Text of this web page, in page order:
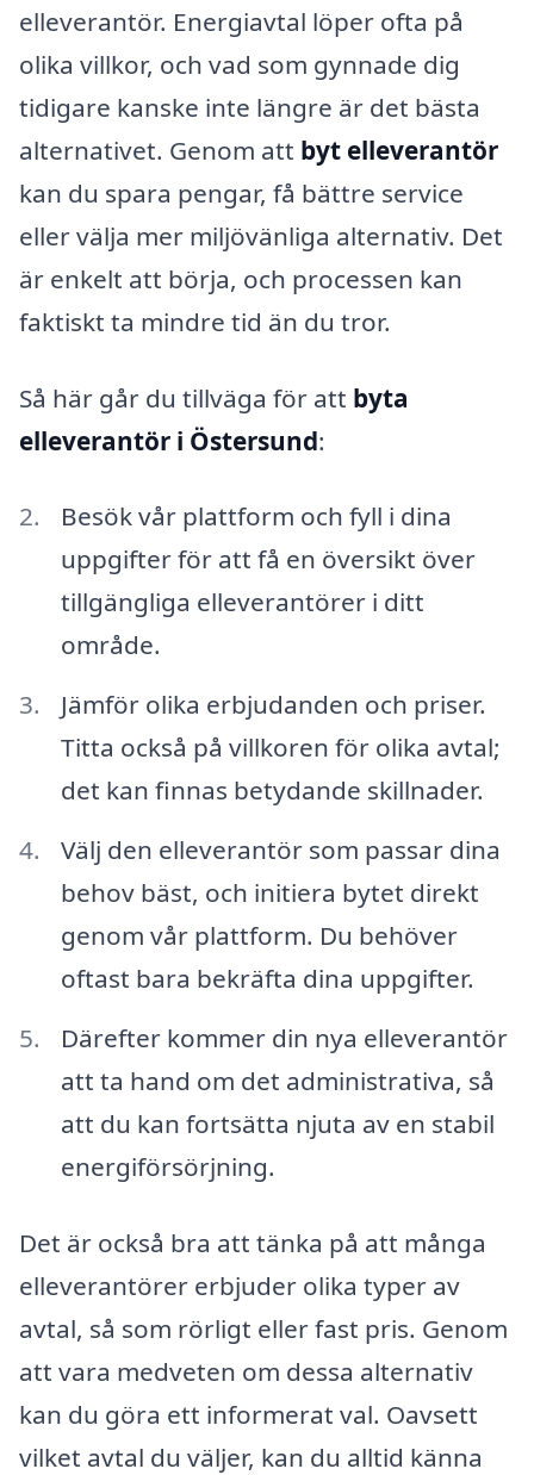
elleverantör. Energiavtal löper ofta på
olika villkor, och vad som gynnade dig
tidigare kanske inte längre är det bästa
alternativet. Genom att byt elleverantör
kan du spara pengar, få bättre service
eller välja mer miljövänliga alternativ. Det
är enkelt att börja, och processen kan
faktiskt ta mindre tid än du tror.
Så här går du tillväga för att byta
elleverantör i Östersund:
Besök vår plattform och fyll i dina
uppgifter för att få en översikt över
tillgängliga elleverantörer i ditt
område.
Jämför olika erbjudanden och priser.
Titta också på villkoren för olika avtal;
det kan finnas betydande skillnader.
Välj den elleverantör som passar dina
behov bäst, och initiera bytet direkt
genom vår plattform. Du behöver
oftast bara bekräfta dina uppgifter.
Därefter kommer din nya elleverantör
att ta hand om det administrativa, så
att du kan fortsätta njuta av en stabil
energiförsörjning.
Det är också bra att tänka på att många
elleverantörer erbjuder olika typer av
avtal, så som rörligt eller fast pris. Genom
att vara medveten om dessa alternativ
kan du göra ett informerat val. Oavsett
vilket avtal du väljer, kan du alltid känna